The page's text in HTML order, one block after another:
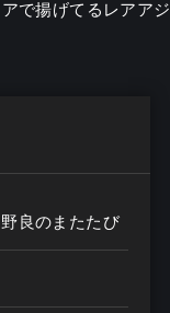
で揚げてるレアア
良のまたたび